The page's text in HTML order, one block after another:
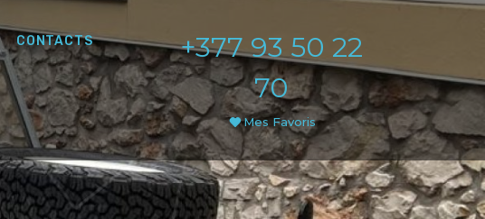
CONTACTS
+377 93 50 22
70
Mes Favoris